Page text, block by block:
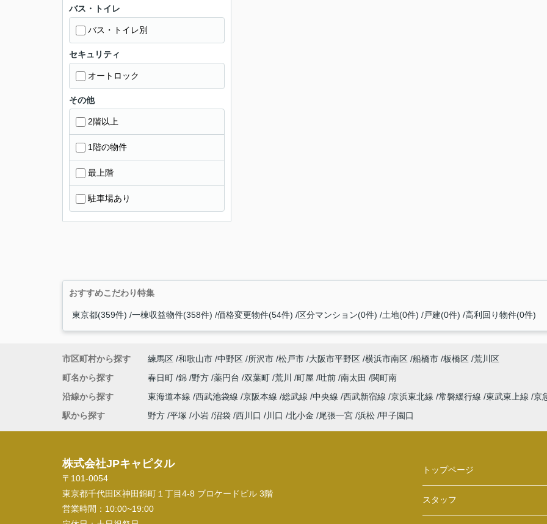
バス・トイレ
バス・トイレ別
セキュリティ
オートロック
その他
2階以上
1階の物件
最上階
駐車場あり
おすすめこだわり特集
東京都(359件) 一棟収益物件(358件) 価格変更物件(54件) 区分マンション(0件) 土地(0件) 戸建(0件) 高利回り物件(0件)
市区町村から探す 練馬区 和歌山市 中野区 所沢市 松戸市 大阪市平野区 横浜市南区 船橋市 板橋区 荒川区
町名から探す
春日町 錦 野方 薬円台 双葉町 荒川 町屋 吐前 南太田
関町南
沿線から探す
東海道本線 西武池袋線 京阪本線 総武線 中央線 西武新宿線 京浜東北線 常磐緩行線 東武東上線 京
駅から探す
野方 平塚 小岩 沼袋 西川口 川口 北小金 尾張一宮 浜松 甲子園口
株式会社JPキャピタル
〒101-0054
東京都千代田区神田錦町１丁目4-8 ブロケードビル 3階
営業時間： 10:00~19:00
トップページ
スタッフ